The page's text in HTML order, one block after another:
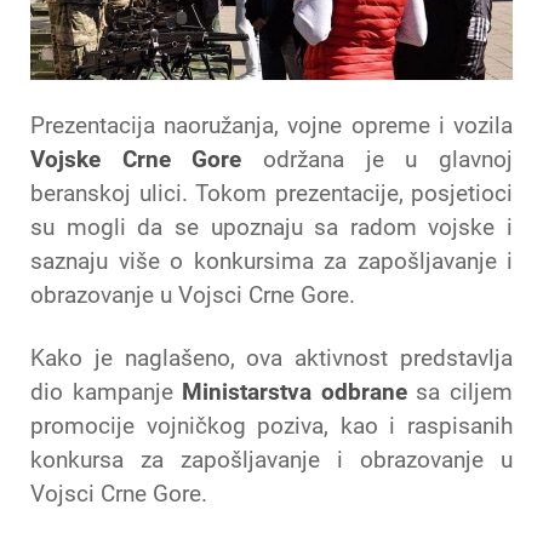
Prezentacija naoružanja, vojne opreme i vozila
Vojske Crne Gore održana je u glavnoj
beranskoj ulici. Tokom prezentacije, posjetioci
su mogli da se upoznaju sa radom vojske i
saznaju više o konkursima za zapošljavanje i
obrazovanje u Vojsci Crne Gore.
Kako je naglašeno, ova aktivnost predstavlja
dio kampanje Ministarstva odbranesa ciljem
promocije vojničkog poziva, kao i raspisanih
konkursa za zapošljavanje i obrazovanje u
Vojsci Crne Gore.